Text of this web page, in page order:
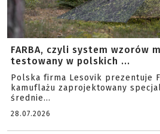
FARBA, czyli system wzorów
testowany w polskich ...
Polska firma Lesovik prezentuje
kamuflażu zaprojektowany
średnie...
28.07.2026